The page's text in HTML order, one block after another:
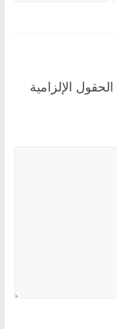
الحقول الإلزامية